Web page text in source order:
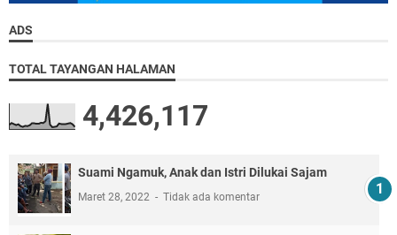
ADS
TOTAL TAYANGAN HALAMAN
4,426,117
Suami Ngamuk, Anak dan Istri Dilukai Sajam
Maret 28, 2022 Tidak ada komentar